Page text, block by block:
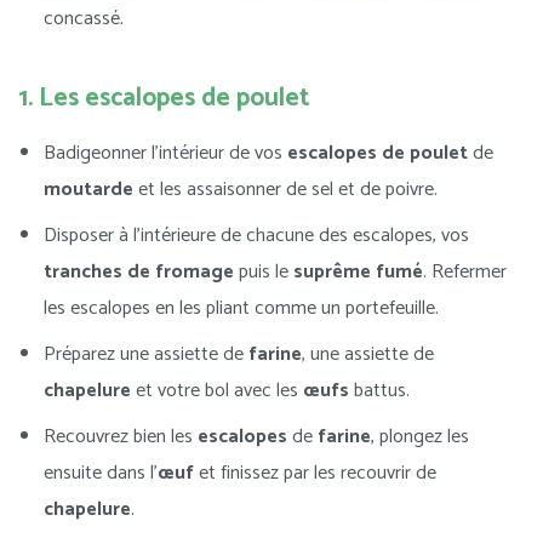
concassé.
1. Les escalopes de poulet
Badigeonner l’intérieur de vos escalopes de pouletde
moutardeet les assaisonner de sel et de poivre.
Disposer à l’intérieure de chacune des escalopes, vos
tranches de fromagepuis lesuprême fumé. Refermer
les escalopes en les pliant comme un portefeuille.
Préparez une assiette defarine, une assiette de
chapelureet votre bol avec les œufsbattus.
Recouvrez bien les escalopesdefarine, plongez les
ensuite dans l’œufet finissez par les recouvrir de
chapelure.